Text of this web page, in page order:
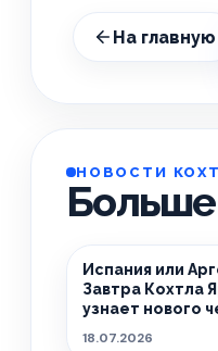
На главную
НОВОСТИ
Больше
Испания или
Завтра Кохтла
узнает нового
18.07.2026